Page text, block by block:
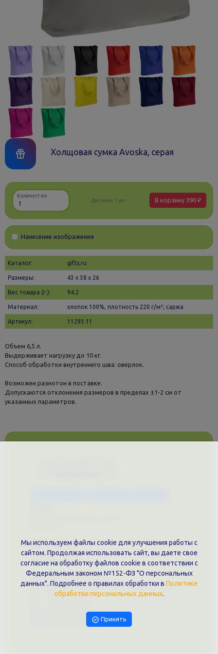
Холщовая сумка Avoska, серая
Количество
Доступно: 1 шт. В корзину 390 ₽
Нанесение изображения
Каталог: gifts.ru
Размеры: 43 х 38 x 26
Вес товара (г.): 94.2
Материал: хлопок 100%, плотность 220 г/м²; саржа
Артикул: 11293.11
Объем 6,5 л.
Выдерживает нагрузку до 10 кг.
Способ обработки внутреннего шва: оверлок.
Возможен разнотон в поставке.
Допускаются отклонения размеров в пределах ±1-2 см от
указанных параметров.
Документы
Политика обработки персональных данных
Публичная оферта
Контакты филиала
г. Краснодар, ул. Шоссе Нефтяников, 28, оф. 51
+7 (861)202-09-02
9457070@krd-print.ru
Написать в Telegram
Мы используем файлы cookie для улучшения работы с
сайтом. Продолжая использовать сайт, вы даете свое
согласие на обработку файлов cookie в соответствии с
Федеральным законом №152-ФЗ "О персональных
данных". Подробнее о правилах обработки в Политике
обработки персональных данных.
Принять